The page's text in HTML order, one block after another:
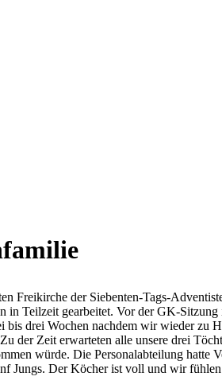
Freikirche der Siebenten-Tags-
in Teilzeit gearbeitet. Vor der GK-
drei Wochen nachdem wir wieder
der Zeit erwarteten alle unsere drei
würde. Die Personalabteilung hatte
Jungs. Der Köcher ist voll und wir fühlen